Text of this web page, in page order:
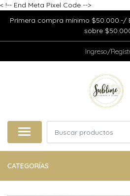
< !-- End Meta Pixel Code -->
Primera compra mínimo $50.000.-/
sobre
Ingreso/
CATEGORÍAS